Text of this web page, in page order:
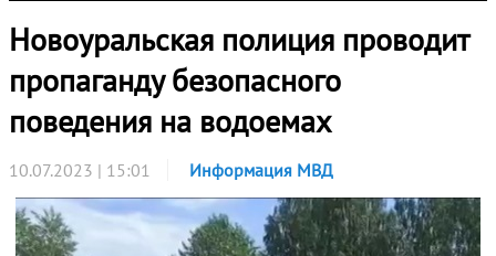
Новоуральская полиция проводит
пропаганду безопасного
поведения на водоемах
10.07.2023 | 15:01 Информация МВД